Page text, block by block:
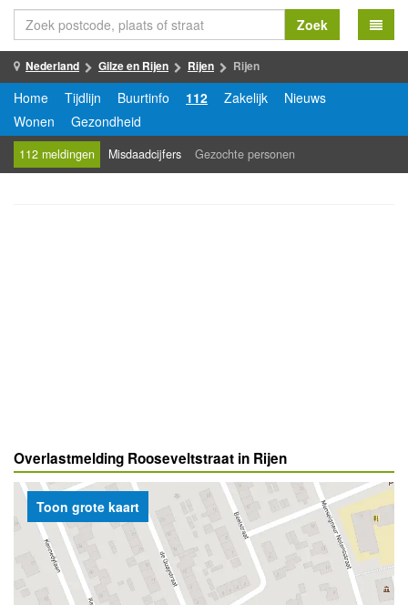
Zoek
Nederland Gilze en Rijen Rijen Rijen
Home Tijdlijn Buurtinfo 112 Zakelijk
Nieuws
Wonen
Gezondheid
112 meldingen Misdaadcijfers Gezochte personen
Overlastmelding Rooseveltstraat in Rijen
Toon grote kaart